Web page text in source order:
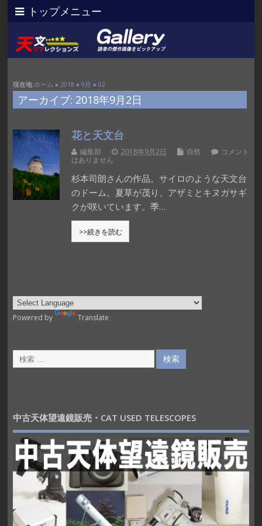
トップメニュー
現在地:ホーム » 2018 » 9月 » 02
アーカイブ: 2018年9月2日
花と天文台
編集部 2018年9月2日 自然
コメント
はありません
杉本司朗さんの作品。サイロのような天文台
のドーム。夏草が茂り、アザミとキヌガサギ
クが咲いています。季…
>>続きを読む
Powered by Translate
中古天体望遠鏡販売・CAT USED TELESCOPES